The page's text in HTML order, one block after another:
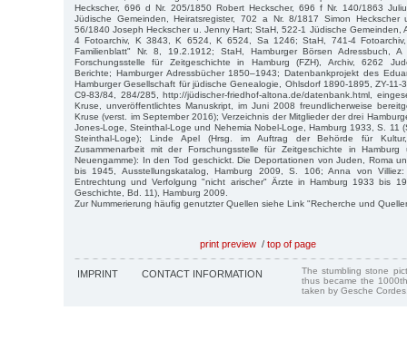
Heckscher, 696 d Nr. 205/1850 Robert Heckscher, 696 f Nr. 140/1863
Jüdische Gemeinden, Heiratsregister, 702 a Nr. 8/1817 Simon
56/1840 Joseph Heckscher u. Jenny Hart; StaH, 522-1 Jüdische Gemeinden,
4 Fotoarchiv, K 3843, K 6524, K 6524, Sa 1246; StaH, 741-4
Familienblatt" Nr. 8, 19.2.1912; StaH, Hamburger Börsen Adressbuch,
Forschungsstelle für Zeitgeschichte in Hamburg (FZH), Archiv, 6262
Berichte; Hamburger Adressbücher 1850–1943; Datenbankprojekt des
Hamburger Gesellschaft für jüdische Genealogie, Ohlsdorf 1890-1895, ZY-
C9-83/84, 284/285, http://jüdischer-friedhof-altona.de/datenbank.html,
Kruse, unveröffentlichtes Manuskript, im Juni 2008 freundlicherweise
Kruse (verst. im September 2016); Verzeichnis der Mitglieder der drei
Jones-Loge, Steinthal-Loge und Nehemia Nobel-Loge, Hamburg 1933, S. 11
Steinthal-Loge); Linde Apel (Hrsg. im Auftrag der Behörde für
Zusammenarbeit mit der Forschungsstelle für Zeitgeschichte in Hamburg
Neuengamme): In den Tod geschickt. Die Deportationen von Juden, Roma
bis 1945, Ausstellungskatalog, Hamburg 2009, S. 106; Anna von
Entrechtung und Verfolgung "nicht arischer" Ärzte in Hamburg 1933 bis
Geschichte, Bd. 11), Hamburg 2009.
Zur Nummerierung häufig genutzter Quellen siehe Link "Recherche und
print preview / top of page
IMPRINT CONTACT INFORMATION
The stumbling stone
thus became the
taken by Gesche